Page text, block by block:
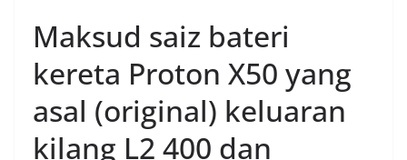
Maksud saiz bateri
kereta Proton X50 yang
asal (original) keluaran
kilang L2 400 dan